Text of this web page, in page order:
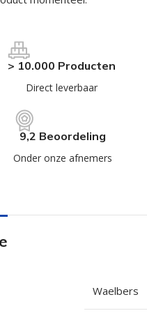
> 10.000 Producten
Direct leverbaar
9,2 Beoordeling
Onder onze afnemers
Waelbers